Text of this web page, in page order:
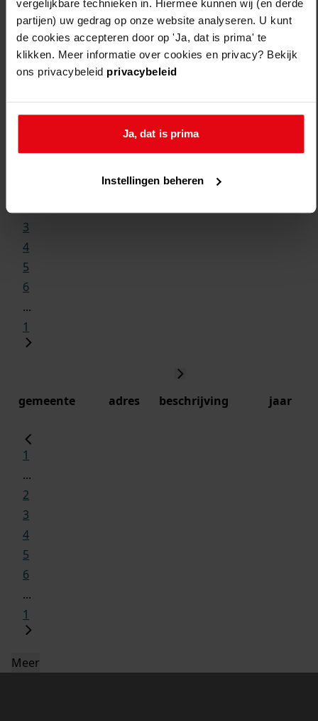
vergelijkbare technieken in. Hiermee kunnen wij (en derde
partijen) uw gedrag op onze website analyseren. U kunt
de cookies accepteren door op 'Ja, dat is prima' te
klikken. Meer informatie over cookies en privacy? Bekijk
ons privacybeleid privacybeleid
Ja, dat is prima
Instellingen beheren
3
4
5
6
...
1
gemeente adres beschrijving jaar
1
...
2
3
4
5
6
...
1
Meer